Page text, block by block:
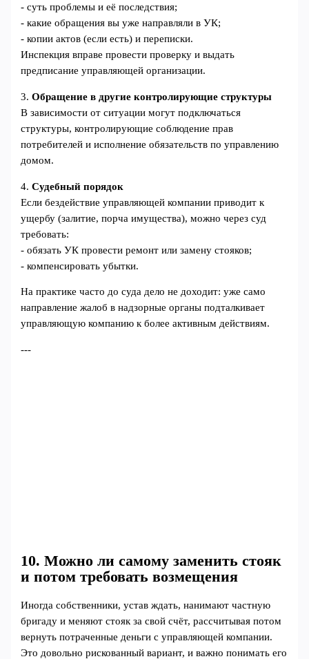
- суть проблемы и её последствия;
- какие обращения вы уже направляли в УК;
- копии актов (если есть) и переписки.
Инспекция вправе провести проверку и выдать
предписание управляющей организации.
3.Обращение в другие контролирующие структуры
В зависимости от ситуации могут подключаться
структуры, контролирующие соблюдение прав
потребителей и исполнение обязательств по управлению
домом.
4.Судебный порядок
Если бездействие управляющей компании приводит к
ущербу (залитие, порча имущества), можно через суд
требовать:
- обязать УК провести ремонт или замену стояков;
- компенсировать убытки.
На практике часто до суда дело не доходит: уже само
направление жалоб в надзорные органы подталкивает
управляющую компанию к более активным действиям.
---
10. Можно ли самому заменить стояк
и потом требовать возмещения
Иногда собственники, устав ждать, нанимают частную
бригаду и меняют стояк за свой счёт, рассчитывая потом
вернуть потраченные деньги с управляющей компании.
Это довольно рискованный вариант, и важно понимать его